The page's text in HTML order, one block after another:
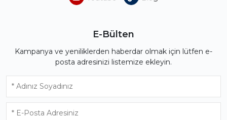
E-Bülten
Kampanya ve yeniliklerden haberdar olmak için lütfen e-
posta adresinizi listemize ekleyin.